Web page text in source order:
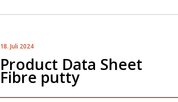
18. Juli 2024
Product Data Sheet
Fibre putty